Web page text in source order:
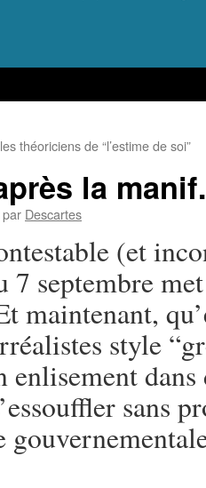
théoriciens de “l’estime de soi”
la
par Descartes
(et
7 septembre
maintenant,
style
enlisement
sans